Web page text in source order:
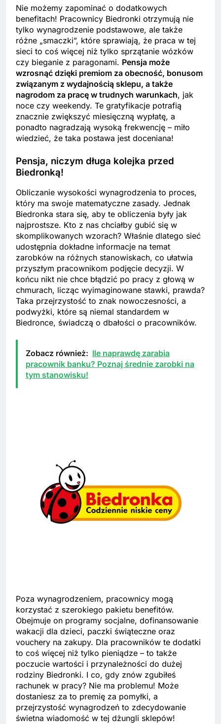
Nie możemy zapominać o dodatkowych
benefitach! Pracownicy Biedronki otrzymują nie
tylko wynagrodzenie podstawowe, ale także
różne „smaczki”, które sprawiają, że praca w tej
sieci to coś więcej niż tylko sprzątanie wózków
czy bieganie z paragonami. Pensja może
wzrosnąć dzięki premiom za obecność, bonusom
związanym z wydajnością sklepu, a także
nagrodom za pracę w trudnych warunkach, jak
noce czy weekendy. Te gratyfikacje potrafią
znacznie zwiększyć miesięczną wypłatę, a
ponadto nagradzają wysoką frekwencję – miło
wiedzieć, że taka postawa jest doceniana!
Pensja, niczym długa kolejka przed
Biedronką!
Obliczanie wysokości wynagrodzenia to proces,
który ma swoje matematyczne zasady. Jednak
Biedronka stara się, aby te obliczenia były jak
najprostsze. Kto z nas chciałby gubić się w
skomplikowanych wzorach? Właśnie dlatego sieć
udostępnia dokładne informacje na temat
zarobków na różnych stanowiskach, co ułatwia
przyszłym pracownikom podjęcie decyzji. W
końcu nikt nie chce błądzić po pracy z głową w
chmurach, licząc wyimaginowane stawki, prawda?
Taka przejrzystość to znak nowoczesności, a
podwyżki, które są niemal standardem w
Biedronce, świadczą o dbałości o pracowników.
Zobacz również: Ile naprawdę zarabia
pracownik banku? Poznaj średnie zarobki na
tym stanowisku!
Poza wynagrodzeniem, pracownicy mogą
korzystać z szerokiego pakietu benefitów.
Obejmuje on programy socjalne, dofinansowanie
wakacji dla dzieci, paczki świąteczne oraz
vouchery na zakupy. Dla pracowników te dodatki
to coś więcej niż tylko pieniądze – to także
poczucie wartości i przynależności do dużej
rodziny Biedronki. I co, gdy znów zgubiłeś
rachunek w pracy? Nie ma problemu! Może
dostaniesz za to premię za pomyłki, a
przejrzystość wynagrodzeń to zdecydowanie
świetna wiadomość w tej dżungli sklepów!